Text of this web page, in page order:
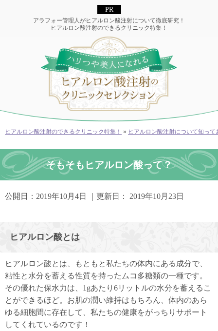
アラフォー管理人がヒアルロン酸注射について徹底研究！
ヒアルロン酸注射のできるクリニック特集！
ヒアルロン酸注射のできるクリニック特集！ » ヒアルロン酸注射について知って
そもそもヒアルロン酸って？
公開日： 2019年10月4日 ｜更新日： 2019年10月23日
ヒアルロン酸とは
ヒアルロン酸とは、もともと私たちの体内にある成分で、
粘性と水分を蓄える性質を持ったムコ多糖類の一種です。
その優れた保水力は、1gあたり6リットルの水分を蓄えるこ
とができるほど。お肌の潤い維持はもちろん、体内のあら
ゆる細胞間に存在して、私たちの健康をがっちりサポート
してくれているのです！